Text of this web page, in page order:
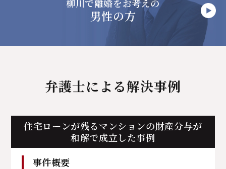
柳川で離婚をお考えの
男性の方
弁護士による解決事例
住宅ローンが残るマンションの財産分与が
和解で成立した事例
事件概要